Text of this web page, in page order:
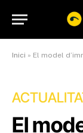
Inici » El model
El